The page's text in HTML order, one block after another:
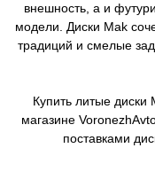
внешность, а и
модели. Диски Mak
традиций и смелые
Купить литые
магазине
поставками